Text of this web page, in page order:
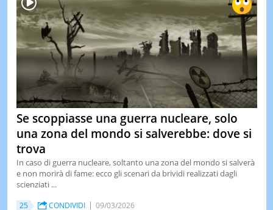
Se scoppiasse una guerra nucleare, solo
una zona del mondo si salverebbe: dove si
trova
In caso di guerra nucleare, soltanto una zona del mondo si salverà
e non morirà di fame: ecco gli scenari da brividi realizzati dagli
scienziati ...
25 CONDIVIDI 09/03/2026